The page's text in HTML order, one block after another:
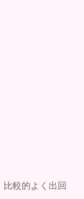
比較的よく出回